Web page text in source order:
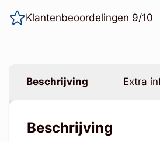
Klantenbeoordelingen 9/10
Beschrijving Extra
Beschrijving